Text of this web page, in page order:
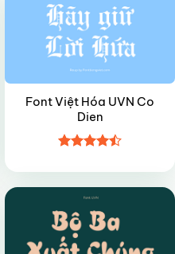
Font Việt Hóa UVN Co
Dien
hạng4.45
5 sao